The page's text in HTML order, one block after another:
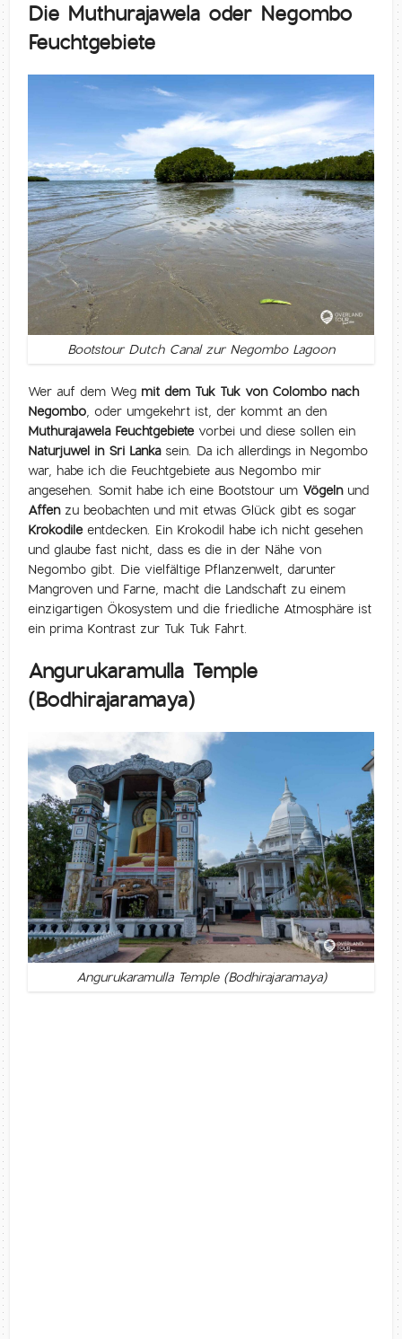
Die Muthurajawela oder Negombo
Feuchtgebiete
Bootstour Dutch Canal zur Negombo Lagoon
Wer auf dem Weg mit dem Tuk Tuk von Colombo nach
Negombo , oder umgekehrt ist, der kommt an den
Muthurajawela Feuchtgebietevorbei und diese sollen ein
Naturjuwel in Sri Lankasein. Da ich allerdings in Negombo
war, habe ich die Feuchtgebiete aus Negombo mir
angesehen. Somit habe ich eine Bootstour um Vögelnund
Affenzu beobachten und mit etwas Glück gibt es sogar
Krokodileentdecken. Ein Krokodil habe ich nicht gesehen
und glaube fast nicht, dass es die in der Nähe von
Negombo gibt. Die vielfältige Pflanzenwelt, darunter
Mangroven und Farne, macht die Landschaft zu einem
einzigartigen Ökosystem und die friedliche Atmosphäre ist
ein prima Kontrast zur Tuk Tuk Fahrt.
Angurukaramulla Temple
(Bodhirajaramaya)
Angurukaramulla Temple (Bodhirajaramaya)